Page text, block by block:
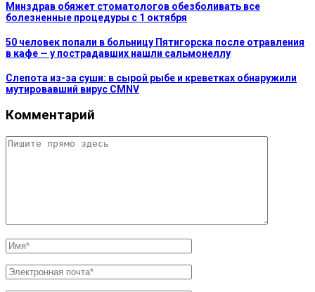
Минздрав обяжет стоматологов обезболивать все
болезненные процедуры с 1 октября
50 человек попали в больницу Пятигорска после отравления
в кафе — у пострадавших нашли сальмонеллу
Слепота из-за суши: в сырой рыбе и креветках обнаружили
мутировавший вирус CMNV
Комментарий